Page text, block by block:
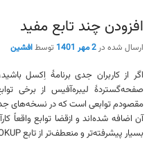
افزودن چند تابع مفید
ارسال شده در2 مهر 1401 توسطافشین
اگر از کاربران جدی برنامهٔ اِکسل
صفحه‌گستردهٔ لیبره‌آفیس از برخی
بسیار پیشرفته‌تر و منعطف‌تر از تابع VLOOKUP است) یکی از آن‌هاست.